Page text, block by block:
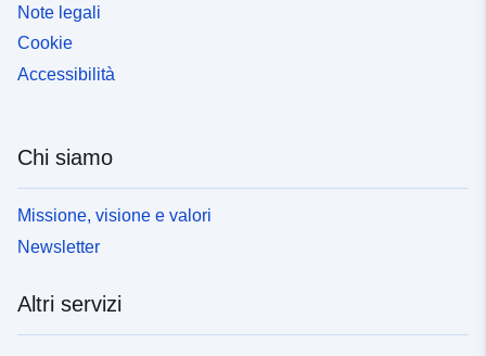
Note legali
Cookie
Accessibilità
Chi siamo
Missione, visione e valori
Newsletter
Altri servizi